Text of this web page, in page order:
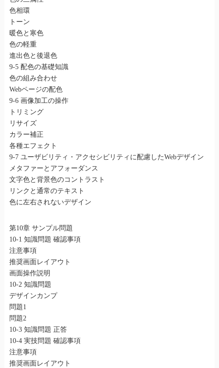
色相環
トーン
暖色と寒色
色の軽重
進出色と後退色
9-5 配色の基礎知識
色の組み合わせ
Webページの配色
9-6 画像加工の操作
トリミング
リサイズ
カラー補正
各種エフェクト
9-7 ユーザビリティ・アクセシビリティに配慮したWebデザイン
メタファーとアフォーダンス
文字色と背景色のコントラスト
リンクと通常のテキスト
色に左右されないデザイン
第10章 サンプル問題
10-1 知識問題 確認事項
注意事項
推奨画面レイアウト
画面操作説明
10-2 知識問題
デザインカンプ
問題1
問題2
10-3 知識問題 正答
10-4 実技問題 確認事項
注意事項
推奨画面レイアウト